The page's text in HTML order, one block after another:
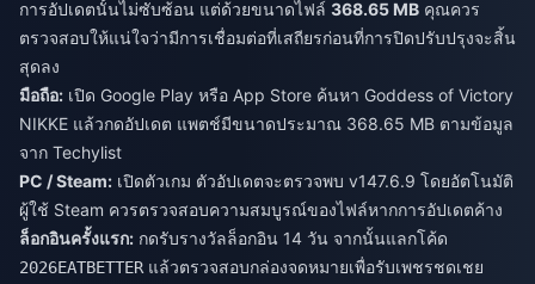
การอัปเดตนั้นไม่ซับซ้อน แต่ด้วยขนาดไฟล์ 368.65 MB คุณควร
ตรวจสอบให้แน่ใจว่ามีการเชื่อมต่อที่เสถียรก่อนที่การปิดปรับปรุงจะสิ้น
สุดลง
มือถือ: เปิด Google Play หรือ App Store ค้นหา Goddess of Victory
NIKKE แล้วกดอัปเดต แพตช์มีขนาดประมาณ 368.65 MB ตามข้อมูล
จาก Techylist
PC / Steam: เปิดตัวเกม ตัวอัปเดตจะตรวจพบ v147.6.9 โดยอัตโนมัติ
ผู้ใช้ Steam ควรตรวจสอบความสมบูรณ์ของไฟล์หากการอัปเดตค้าง
ล็อกอินครั้งแรก: กดรับรางวัลล็อกอิน 14 วัน จากนั้นแลกโค้ด
2026EATBETTER แล้วตรวจสอบกล่องจดหมายเพื่อรับเพชรชดเชย